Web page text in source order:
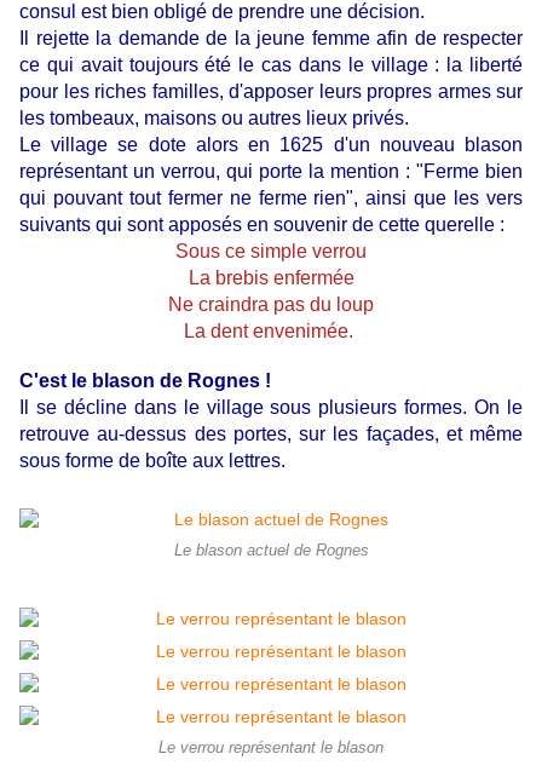
consul est bien obligé de prendre une décision.
Il rejette la demande de la jeune femme afin de respecter
ce qui avait toujours été le cas dans le village : la liberté
pour les riches familles, d'apposer leurs propres armes sur
les tombeaux, maisons ou autres lieux privés.
Le village se dote alors en 1625 d'un nouveau blason
représentant un verrou, qui porte la mention : "Ferme bien
qui pouvant tout fermer ne ferme rien", ainsi que les vers
suivants qui sont apposés en souvenir de cette querelle :
Sous ce simple verrou
La brebis enfermée
Ne craindra pas du loup
La dent envenimée.
C'est le blason de Rognes !
Il se décline dans le village sous plusieurs formes. On le
retrouve au-dessus des portes, sur les façades, et même
sous forme de boîte aux lettres.
Le blason actuel de Rognes
Le verrou représentant le blason